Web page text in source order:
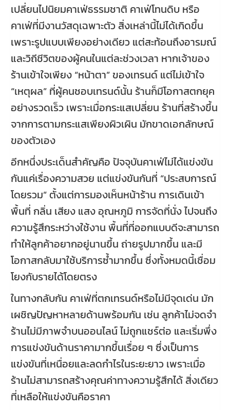
เปลี่ยนไปนิยมคาเฟ่ธรรมชาติ คาเฟ่โทนดิบ หรือ
คาเฟ่ที่มีงานวัสดุเฉพาะตัว สิ่งเหล่านี้ไม่ได้เกิดขึ้น
เพราะรูปแบบเพียงอย่างเดียว แต่สะท้อนถึงอารมณ์
และวิถีชีวิตของผู้คนในแต่ละช่วงเวลา หากเจ้าของ
ร้านเข้าใจเพียง “หน้าตา” ของเทรนด์ แต่ไม่เข้าใจ
“เหตุผล” ที่ผู้คนชอบเทรนด์นั้น ร้านก็มีโอกาสตกยุค
อย่างรวดเร็ว เพราะเมื่อกระแสเปลี่ยน ร้านที่สร้างขึ้น
จากการตามกระแสเพียงผิวเผิน มักขาดเอกลักษณ์
ของตัวเอง
อีกหนึ่งประเด็นสำคัญคือ ปัจจุบันคาเฟ่ไม่ได้แข่งขัน
กันแค่เรื่องความสวย แต่แข่งขันกันที่ “ประสบการณ์
โดยรวม” ตั้งแต่การมองเห็นหน้าร้าน การเดินเข้า
พื้นที่ กลิ่น เสียง แสง อุณหภูมิ การจัดที่นั่ง ไปจนถึง
ความรู้สึกระหว่างใช้งาน พื้นที่ที่ออกแบบดีจะสามารถ
ทำให้ลูกค้าอยากอยู่นานขึ้น ถ่ายรูปมากขึ้น และมี
โอกาสกลับมาใช้บริการซ้ำมากขึ้น ซึ่งทั้งหมดนี้เชื่อม
โยงกับรายได้โดยตรง
ในทางกลับกัน คาเฟ่ที่ตกเทรนด์หรือไม่มีจุดเด่น มัก
เผชิญปัญหาหลายด้านพร้อมกัน เช่น ลูกค้าไม่จดจำ
ร้านไม่มีภาพจำบนออนไลน์ ไม่ถูกแชร์ต่อ และเริ่มพึ่ง
การแข่งขันด้านราคามากขึ้นเรื่อย ๆ ซึ่งเป็นการ
แข่งขันที่เหนื่อยและลดกำไรในระยะยาว เพราะเมื่อ
ร้านไม่สามารถสร้างคุณค่าทางความรู้สึกได้ สิ่งเดียว
ที่เหลือให้แข่งขันคือราคา